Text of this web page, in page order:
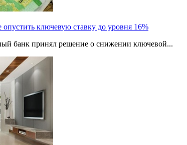
ключевую ставку до уровня 16%
банк принял решение о снижении ключевой...